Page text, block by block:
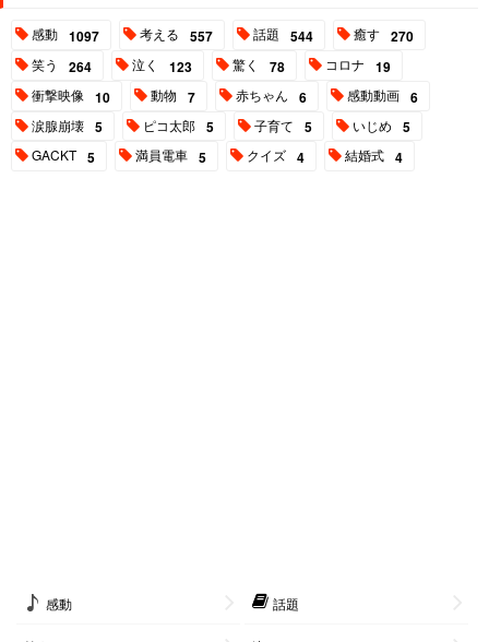
感動 1097 考える 557 話題 544 癒す 270
笑う 264 泣く 123 驚く 78 コロナ 19
衝撃映像 10 動物 7 赤ちゃん 6 感動動画 6
涙腺崩壊 5 ピコ太郎 5 子育て 5 いじめ 5
GACKT 5 満員電車 5 クイズ 4 結婚式 4
感動 話題